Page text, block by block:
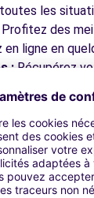
les
Profitez des
en ligne en
: Récupérez
ou près des
:Notre
disponible